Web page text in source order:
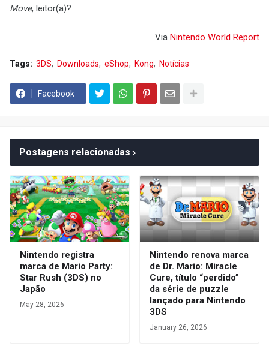
Move, leitor(a)?
Via Nintendo World Report
Tags: 3DS Downloads eShop Kong Notícias
Facebook
Postagens relacionadas
Nintendo registra
marca de Mario Party:
Star Rush (3DS) no
Japão
May 28, 2026
Nintendo renova marca
de Dr. Mario: Miracle
Cure, título “perdido”
da série de puzzle
lançado para Nintendo
3DS
January 26, 2026